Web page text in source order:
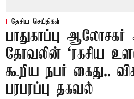
தேசிய செய்திகள்
பாதுகாப்பு ஆலோசகர்
தோவலின் ‘ரகசிய
கூறிய நபர் கைது..
பரபரப்பு தகவல்